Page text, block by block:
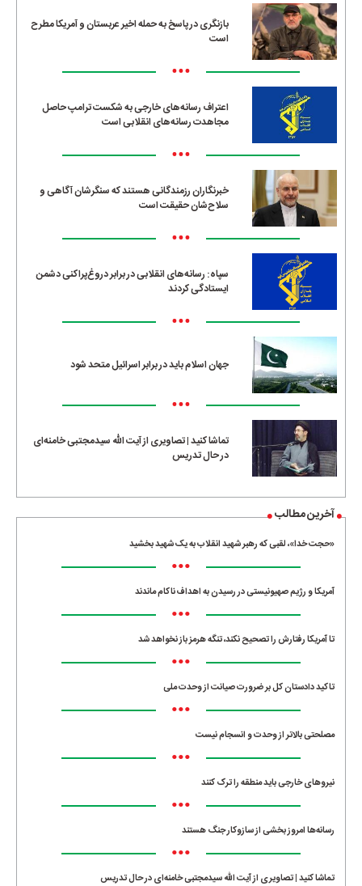
بازنگری در پاسخ به حمله اخیر عربستان و آمریکا مطرح
است
•••
اعتراف رسانه‌های خارجی به شکست ترامپ حاصل
مجاهدت رسانه‌های انقلابی است
•••
خبرنگاران رزمندگانی هستند که سنگرشان آگاهی و
سلاح‌شان حقیقت است
•••
سپاه: رسانه‌های انقلابی در برابر دروغ‌پراکنی دشمن
ایستادگی کردند
•••
جهان اسلام باید در برابر اسرائیل متحد شود
•••
تماشا کنید | تصاویری از آیت الله سیدمجتبی خامنه‌ای
در حال تدریس
آخرین مطالب
«حجت خدا»، لقبی که رهبر شهید انقلاب به یک شهید بخشید
•••
آمریکا و رژیم صهیونیستی در رسیدن به اهداف ناکام ماندند
•••
تا آمریکا رفتارش را تصحیح نکند، تنگه هرمز باز نخواهد شد
•••
تاکید دادستان کل بر ضرورت صیانت از وحدت ملی
•••
مصلحتی بالاتر از وحدت و انسجام نیست
•••
نیروهای خارجی باید منطقه را ترک کنند
•••
رسانه‌ها امروز بخشی از سازوکار جنگ هستند
•••
تماشا کنید | تصاویری از آیت الله سیدمجتبی خامنه‌ای در حال تدریس